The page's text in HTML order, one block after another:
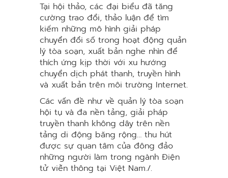
Tại hội thảo, các đại biểu đã tăng
cường trao đổi, thảo luận để tìm
kiếm những mô hình giải pháp
chuyển đổi số trong hoạt động quản
lý tòa soạn, xuất bản nghe nhìn để
thích ứng kịp thời với xu hướng
chuyển dịch phát thanh, truyền hình
và xuất bản trên môi trường Internet.
Các vấn đề như về quản lý tòa soạn
hội tụ và đa nền tảng, giải pháp
truyền thanh không dây trên nền
tảng di động băng rộng… thu hút
được sự quan tâm của đông đảo
những người làm trong ngành Điện
tử viễn thông tại Việt Nam./.